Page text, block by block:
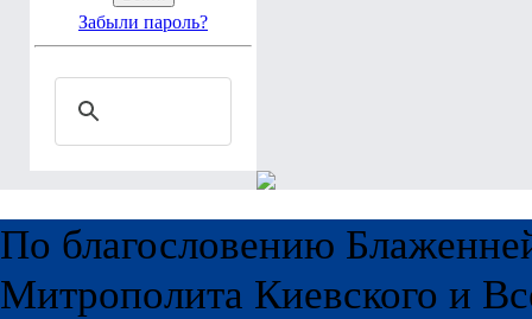
Забыли пароль?
По благословению
Митрополита Киевского и